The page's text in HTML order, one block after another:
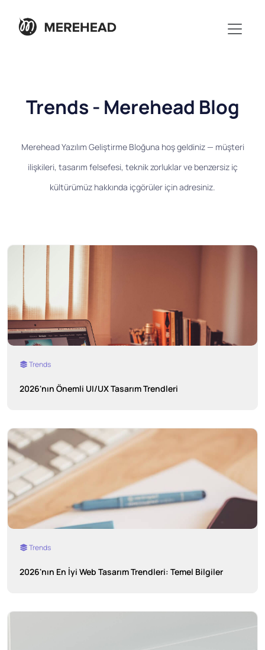
Trends - Merehead Blog
Merehead Yazılım Geliştirme Bloğuna hoş geldiniz — müşteri
ilişkileri, tasarım felsefesi, teknik zorluklar ve benzersiz iç
kültürümüz hakkında içgörüler için adresiniz.
Trends
2026'nın Önemli UI/UX Tasarım Trendleri
Trends
2026'nın En İyi Web Tasarım Trendleri: Temel Bilgiler